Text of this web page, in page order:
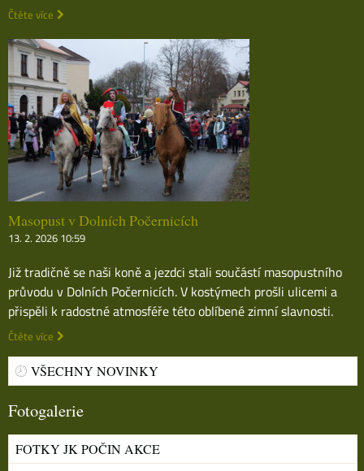
Čtěte více
Masopust v Dolních Počernicích
13. 2. 2026 10:59
Již tradičně se naši koně a jezdci stali součástí masopustního
průvodu v Dolních Počernicích. V kostýmech prošli ulicemi a
přispěli k radostné atmosféře této oblíbené zimní slavnosti.
Čtěte více
VŠECHNY NOVINKY
Fotogalerie
FOTKY JK POČIN AKCE